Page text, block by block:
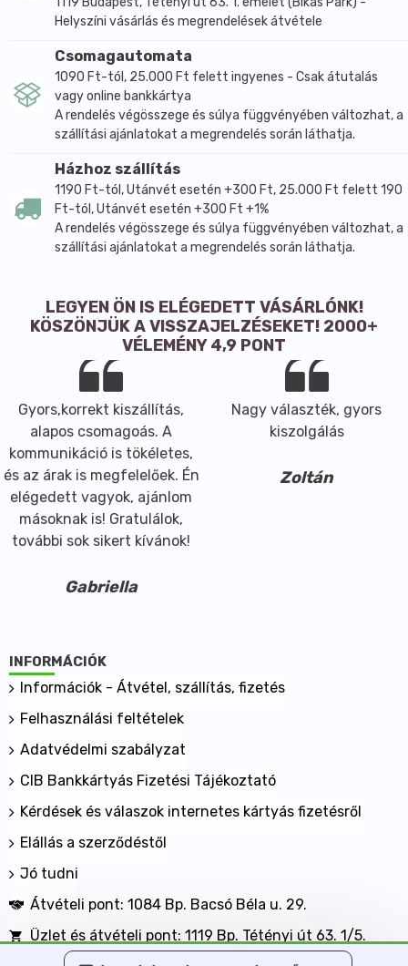
Helyszíni vásárlás és megrendelések átvétele
Csomagautomata
1090 Ft-tól, 25.000 Ft felett ingyenes - Csak átutalás
vagy online bankkártya
A rendelés végösszege és súlya függvényében változhat, a
szállítási ajánlatokat a megrendelés során láthatja.
Házhoz szállítás
1190 Ft-tól, Utánvét esetén +300 Ft, 25.000 Ft felett 190
Ft-tól, Utánvét esetén +300 Ft +1%
A rendelés végösszege és súlya függvényében változhat, a
szállítási ajánlatokat a megrendelés során láthatja.
LEGYEN ÖN IS ELÉGEDETT VÁSÁRLÓNK!
KÖSZÖNJÜK A VISSZAJELZÉSEKET! 2000+
VÉLEMÉNY 4,9 PONT
Gyors,korrekt kiszállítás,
alapos csomagoás. A
kommunikáció is tökéletes,
és az árak is megfelelőek. Én
elégedett vagyok, ajánlom
másoknak is! Gratulálok,
további sok sikert kívánok!
Gabriella
Nagy választék, gyors
kiszolgálás
Zoltán
INFORMÁCIÓK
Információk - Átvétel, szállítás, fizetés
Felhasználási feltételek
Adatvédelmi szabályzat
CIB Bankkártyás Fizetési Tájékoztató
Kérdések és válaszok internetes kártyás fizetésről
Elállás a szerződéstől
Jó tudni
Átvételi pont: 1084 Bp. Bacsó Béla u. 29.
Üzlet és átvételi pont: 1119 Bp. Tétényi út 63. 1/5.